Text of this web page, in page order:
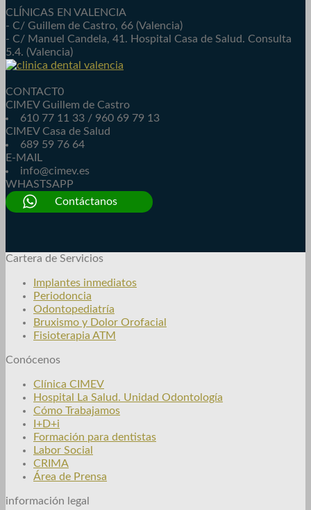
CLÍNICAS EN VALENCIA
- C/ Guillem de Castro, 66 (Valencia)
- C/ Manuel Candela, 41. Hospital Casa de Salud. Consulta
5.4. (Valencia)
CONTACT0
CIMEV Guillem de Castro
610 77 11 33 / 960 69 79 13
CIMEV Casa de Salud
689 59 76 64
E-MAIL
info@cimev.es
WHASTSAPP
Contáctanos
Cartera de Servicios
Implantes inmediatos
Periodoncia
Odontopediatría
Bruxismo y Dolor Orofacial
Fisioterapia ATM
Conócenos
Clínica CIMEV
Hospital La Salud. Unidad Odontología
Cómo Trabajamos
I+D+i
Formación para dentistas
Labor Social
CRIMA
Área de Prensa
información legal